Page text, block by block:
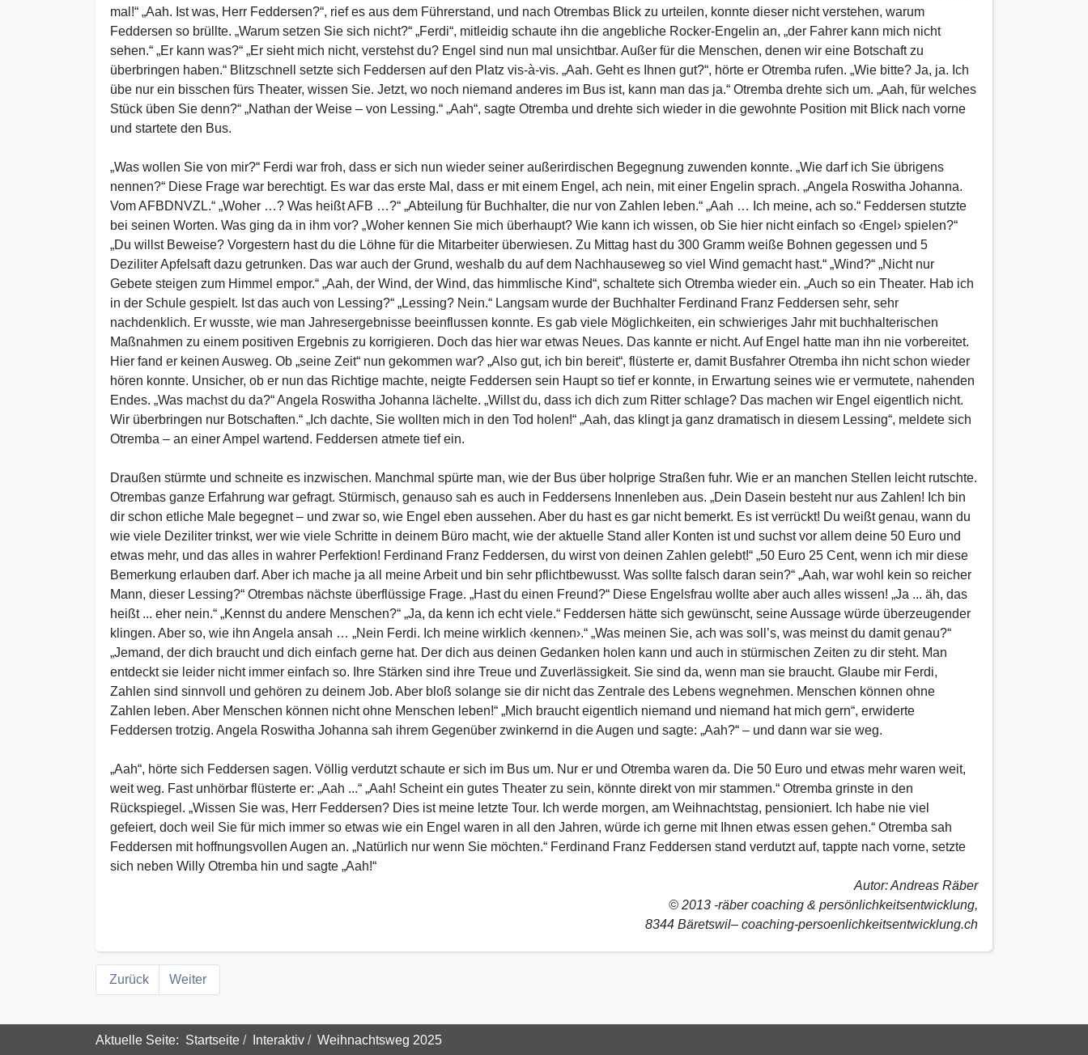
mal!“ „Aah. Ist was, Herr Feddersen?“, rief es aus dem Führerstand, und nach Otrembas Blick zu urteilen, konnte dieser nicht verstehen, warum
Feddersen so brüllte. „Warum setzen Sie sich nicht?“ „Ferdi“, mitleidig schaute ihn die angebliche Rocker-Engelin an, „der Fahrer kann mich nicht
sehen.“ „Er kann was?“ „Er sieht mich nicht, verstehst du? Engel sind nun mal unsichtbar. Außer für die Menschen, denen wir eine Botschaft zu
überbringen haben.“ Blitzschnell setzte sich Feddersen auf den Platz vis-à-vis. „Aah. Geht es Ihnen gut?“, hörte er Otremba rufen. „Wie bitte? Ja, ja. Ich
übe nur ein bisschen fürs Theater, wissen Sie. Jetzt, wo noch niemand anderes im Bus ist, kann man das ja.“ Otremba drehte sich um. „Aah, für welches
Stück üben Sie denn?“ „Nathan der Weise – von Lessing.“ „Aah“, sagte Otremba und drehte sich wieder in die gewohnte Position mit Blick nach vorne
und startete den Bus.
„Was wollen Sie von mir?“ Ferdi war froh, dass er sich nun wieder seiner außerirdischen Begegnung zuwenden konnte. „Wie darf ich Sie übrigens
nennen?“ Diese Frage war berechtigt. Es war das erste Mal, dass er mit einem Engel, ach nein, mit einer Engelin sprach. „Angela Roswitha Johanna.
Vom AFBDNVZL.“ „Woher …? Was heißt AFB …?“ „Abteilung für Buchhalter, die nur von Zahlen leben.“ „Aah … Ich meine, ach so.“ Feddersen stutzte
bei seinen Worten. Was ging da in ihm vor? „Woher kennen Sie mich überhaupt? Wie kann ich wissen, ob Sie hier nicht einfach so ‹Engel› spielen?“
„Du willst Beweise? Vorgestern hast du die Löhne für die Mitarbeiter überwiesen. Zu Mittag hast du 300 Gramm weiße Bohnen gegessen und 5
Deziliter Apfelsaft dazu getrunken. Das war auch der Grund, weshalb du auf dem Nachhauseweg so viel Wind gemacht hast.“ „Wind?“ „Nicht nur
Gebete steigen zum Himmel empor.“ „Aah, der Wind, der Wind, das himmlische Kind“, schaltete sich Otremba wieder ein. „Auch so ein Theater. Hab ich
in der Schule gespielt. Ist das auch von Lessing?“ „Lessing? Nein.“ Langsam wurde der Buchhalter Ferdinand Franz Feddersen sehr, sehr
nachdenklich. Er wusste, wie man Jahresergebnisse beeinflussen konnte. Es gab viele Möglichkeiten, ein schwieriges Jahr mit buchhalterischen
Maßnahmen zu einem positiven Ergebnis zu korrigieren. Doch das hier war etwas Neues. Das kannte er nicht. Auf Engel hatte man ihn nie vorbereitet.
Hier fand er keinen Ausweg. Ob „seine Zeit“ nun gekommen war? „Also gut, ich bin bereit“, flüsterte er, damit Busfahrer Otremba ihn nicht schon wieder
hören konnte. Unsicher, ob er nun das Richtige machte, neigte Feddersen sein Haupt so tief er konnte, in Erwartung seines wie er vermutete, nahenden
Endes. „Was machst du da?“ Angela Roswitha Johanna lächelte. „Willst du, dass ich dich zum Ritter schlage? Das machen wir Engel eigentlich nicht.
Wir überbringen nur Botschaften.“ „Ich dachte, Sie wollten mich in den Tod holen!“ „Aah, das klingt ja ganz dramatisch in diesem Lessing“, meldete sich
Otremba – an einer Ampel wartend. Feddersen atmete tief ein.
Draußen stürmte und schneite es inzwischen. Manchmal spürte man, wie der Bus über holprige Straßen fuhr. Wie er an manchen Stellen leicht rutschte.
Otrembas ganze Erfahrung war gefragt. Stürmisch, genauso sah es auch in Feddersens Innenleben aus. „Dein Dasein besteht nur aus Zahlen! Ich bin
dir schon etliche Male begegnet – und zwar so, wie Engel eben aussehen. Aber du hast es gar nicht bemerkt. Es ist verrückt! Du weißt genau, wann du
wie viele Deziliter trinkst, wer wie viele Schritte in deinem Büro macht, wie der aktuelle Stand aller Konten ist und suchst vor allem deine 50 Euro und
etwas mehr, und das alles in wahrer Perfektion! Ferdinand Franz Feddersen, du wirst von deinen Zahlen gelebt!“ „50 Euro 25 Cent, wenn ich mir diese
Bemerkung erlauben darf. Aber ich mache ja all meine Arbeit und bin sehr pflichtbewusst. Was sollte falsch daran sein?“ „Aah, war wohl kein so reicher
Mann, dieser Lessing?“ Otrembas nächste überflüssige Frage. „Hast du einen Freund?“ Diese Engelsfrau wollte aber auch alles wissen! „Ja ... äh, das
heißt ... eher nein.“ „Kennst du andere Menschen?“ „Ja, da kenn ich echt viele.“ Feddersen hätte sich gewünscht, seine Aussage würde überzeugender
klingen. Aber so, wie ihn Angela ansah … „Nein Ferdi. Ich meine wirklich ‹kennen›.“ „Was meinen Sie, ach was soll’s, was meinst du damit genau?“
„Jemand, der dich braucht und dich einfach gerne hat. Der dich aus deinen Gedanken holen kann und auch in stürmischen Zeiten zu dir steht. Man
entdeckt sie leider nicht immer einfach so. Ihre Stärken sind ihre Treue und Zuverlässigkeit. Sie sind da, wenn man sie braucht. Glaube mir Ferdi,
Zahlen sind sinnvoll und gehören zu deinem Job. Aber bloß solange sie dir nicht das Zentrale des Lebens wegnehmen. Menschen können ohne
Zahlen leben. Aber Menschen können nicht ohne Menschen leben!“ „Mich braucht eigentlich niemand und niemand hat mich gern“, erwiderte
Feddersen trotzig. Angela Roswitha Johanna sah ihrem Gegenüber zwinkernd in die Augen und sagte: „Aah?“ – und dann war sie weg.
„Aah“, hörte sich Feddersen sagen. Völlig verdutzt schaute er sich im Bus um. Nur er und Otremba waren da. Die 50 Euro und etwas mehr waren weit,
weit weg. Fast unhörbar flüsterte er: „Aah ...“ „Aah! Scheint ein gutes Theater zu sein, könnte direkt von mir stammen.“ Otremba grinste in den
Rückspiegel. „Wissen Sie was, Herr Feddersen? Dies ist meine letzte Tour. Ich werde morgen, am Weihnachtstag, pensioniert. Ich habe nie viel
gefeiert, doch weil Sie für mich immer so etwas wie ein Engel waren in all den Jahren, würde ich gerne mit Ihnen etwas essen gehen.“ Otremba sah
Feddersen mit hoffnungsvollen Augen an. „Natürlich nur wenn Sie möchten.“ Ferdinand Franz Feddersen stand verdutzt auf, tappte nach vorne, setzte
sich neben Willy Otremba hin und sagte „Aah!“
Autor: Andreas Räber
© 2013 -räber coaching & persönlichkeitsentwicklung,
8344 Bäretswil– coaching-persoenlichkeitsentwicklung.ch
Zurück Weiter
Aktuelle Seite: Startseite Interaktiv Weihnachtsweg 2025